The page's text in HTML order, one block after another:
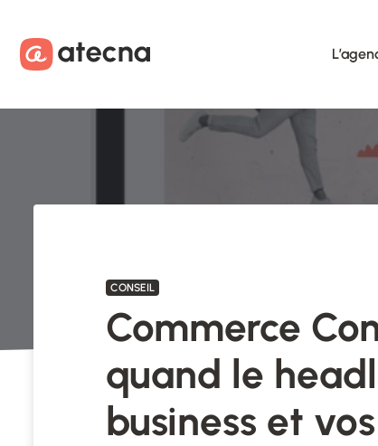
CONSEIL
Commerce
quand le
business et